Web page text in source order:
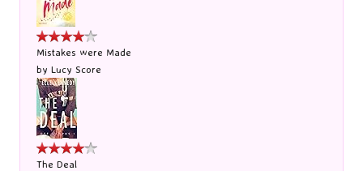
Mistakes were Made
by Lucy Score
The Deal